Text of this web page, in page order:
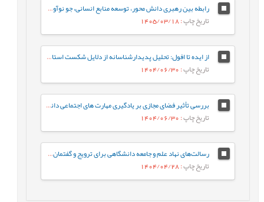
رابطه بین رهبری دانش محور، توسعه منابع انسانی، جو نوآوری و رفتار کاری خلاقانه با مزیت رقابتی پایدار با نقش میانجی نواوری سازمانی
تاریخ چاپ: 1405/03/18
از ایده تا افول: تحلیل پدیدارشناسانه از دلایل شکست استارت‌آپ‌های ایرانی
تاریخ چاپ: 1404/06/30
بررسی تأثیر فضای مجازی بر یادگیری مهارت های اجتماعی دانش آموزان از دیدگاه معلمان (مطالعه موردی: شهرستان هامون)
تاریخ چاپ: 1404/06/30
رسالت‌های نهاد علم و جامعه دانشگاهی برای ترویج و گفتمان‌سازی الگوی پیشرفت
تاریخ چاپ: 1404/04/28